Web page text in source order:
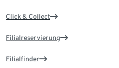
Click & Collect
Filialreservierung
Filialfinder